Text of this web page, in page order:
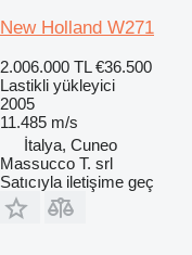
New Holland W271
2.006.000 TL €36.500
Lastikli yükleyici
2005
11.485 m/s
İtalya, Cuneo
Massucco T. srl
Satıcıyla iletişime geç